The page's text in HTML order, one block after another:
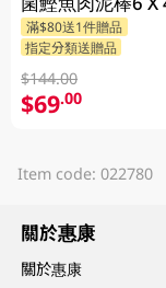
滿$80送1件贈品
指定分類送贈品
$144.00
$69.00
Item code: 022780
關於惠康
關於惠康